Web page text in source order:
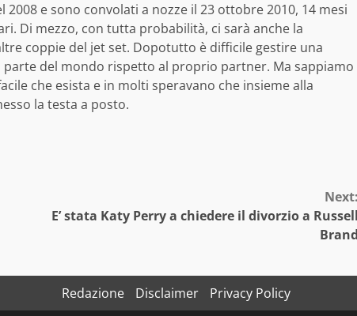
2008 e sono convolati a nozze il 23 ottobre 2010, 14 mesi
Di mezzo, con tutta probabilità, ci sarà anche la
coppie del jet set. Dopotutto è difficile gestire una
parte del mondo rispetto al proprio partner. Ma sappiamo
che esista e in molti speravano che insieme alla
la testa a posto.
E’ stata Katy Perry a chiedere il divorzio a
Redazione Disclaimer Privacy Policy